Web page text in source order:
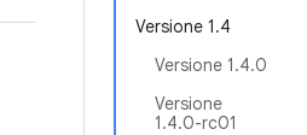
Versione 1.4
Versione 1.4.0
Versione
1.4.0-rc01